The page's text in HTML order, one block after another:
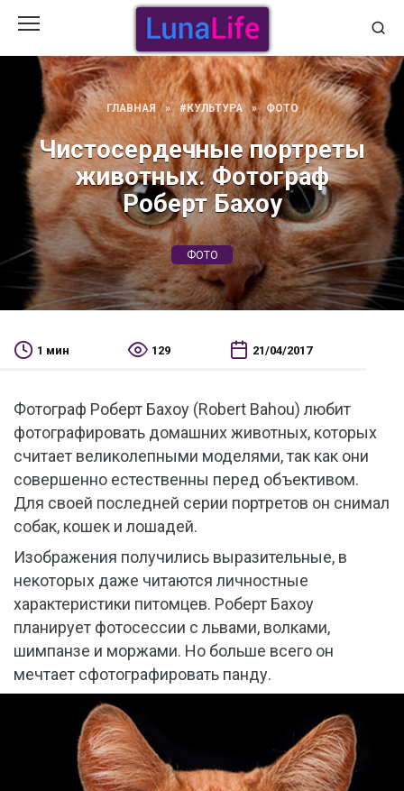
содержанию
ГЛАВНАЯ » #КУЛЬТУРА » ФОТО
Чистосердечные портреты
животных. Фотограф
Роберт Бахоу
ФОТО
1 мин 129 21/04/2017
Фотограф Роберт Бахоу (Robert Bahou) любит
фотографировать домашних животных, которых
считает великолепными моделями, так как они
совершенно естественны перед объективом.
Для своей последней серии портретов он снимал
собак, кошек и лошадей.
Изображения получились выразительные, в
некоторых даже читаются личностные
характеристики питомцев. Роберт Бахоу
планирует фотосессии с львами, волками,
шимпанзе и моржами. Но больше всего он
мечтает сфотографировать панду.